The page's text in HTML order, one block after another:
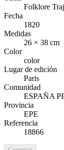
Folklore
Fecha
1820
Medidas
26 × 38 cm
Color
color
Lugar de edición
Paris
Comunidad
ESPAÑA
Provincia
EPE
Referencia
18866